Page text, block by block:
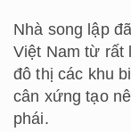
Nhà song lập
Việt Nam từ rất
đô thị các khu
cân xứng tạo
phái.